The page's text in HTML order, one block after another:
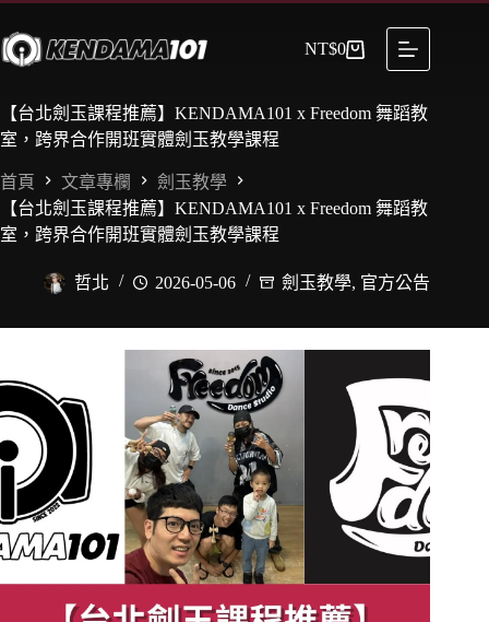
NT$0
【台北劍玉課程推薦】KENDAMA101 x Freedom 舞蹈教
室，跨界合作開班實體劍玉教學課程
首頁 文章專欄
劍玉教學
【台北劍玉課程推薦】KENDAMA101 x Freedom 舞蹈教
室，跨界合作開班實體劍玉教學課程
哲北 2026-05-06 劍玉教學, 官方公告